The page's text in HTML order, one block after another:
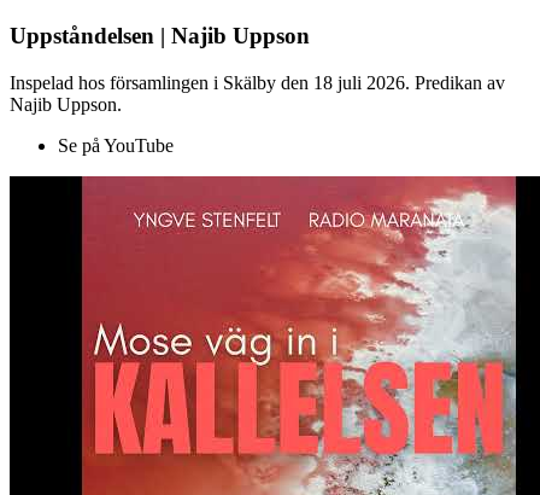
Uppståndelsen | Najib Uppson
Inspelad hos församlingen i Skälby den 18 juli 2026. Predikan av
Najib Uppson.
Se på YouTube